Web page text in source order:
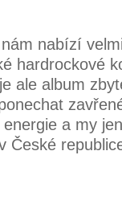
nám nabízí
hardrockové
ale album
energie a my
České